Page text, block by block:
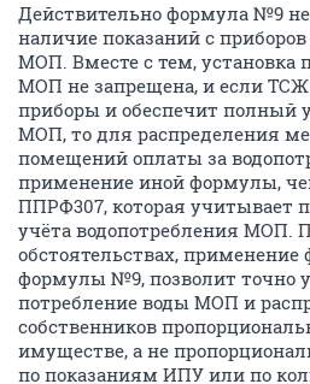
Действительно формула №9
наличие показаний с
МОП. Вместе с тем, установка
МОП не запрещена, и если ТСЖ
приборы и обеспечит полный
МОП, то для распределения
помещений оплаты за
применение иной формулы,
ППРФ307, которая учитывает
учёта водопотребления МОП.
обстоятельствах,
формулы №9, позволит точно
потребление воды МОП и
собственников
имуществе, а не
по показаниям ИПУ или по